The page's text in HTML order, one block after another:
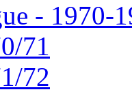
- 1970-
71
72